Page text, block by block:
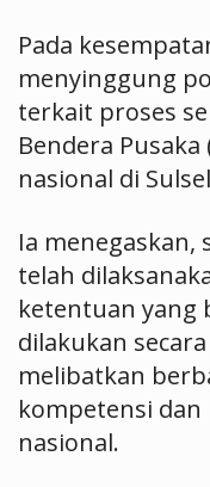
Pada
menyinggung
terkait proses
Bendera
nasional di
Ia menegaskan,
telah
ketentuan yang
dilakukan
melibatkan
kompetensi
nasional.